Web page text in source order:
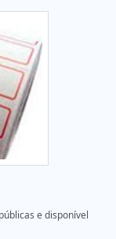
e disponível